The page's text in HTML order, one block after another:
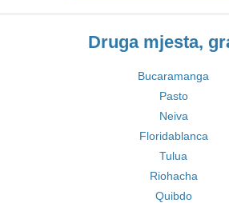
Druga mjesta,
Bucaramanga
Pasto
Neiva
Floridablanca
Tulua
Riohacha
Quibdo